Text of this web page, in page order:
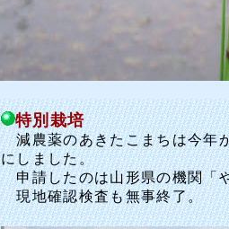
特別栽培
減農薬のあきたこまちは今年
にしました。
申請したのは山形県の機関「
現地確認検査も無事終了。